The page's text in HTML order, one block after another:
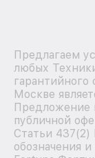
Предлагаем
любых
Москве
Предложение
публичной
Статьи 437(2)
обозначения